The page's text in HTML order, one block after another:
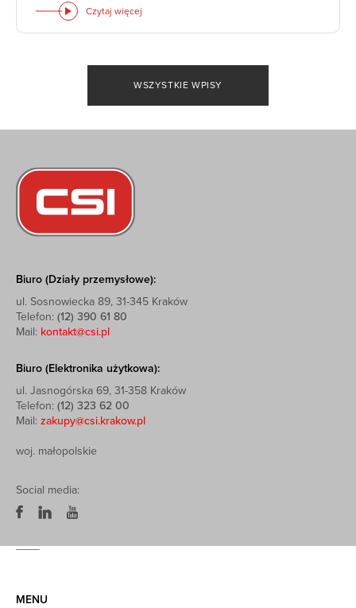
Czytaj więcej
WSZYSTKIE WPISY
Biuro (Działy przemysłowe):
ul. Sosnowiecka 89, 31-345 Kraków
Telefon: (12) 390 61 80
Mail: kontakt@csi.pl
Biuro (Elektronika użytkowa):
ul. Jasnogórska 69, 31-358 Kraków
Telefon: (12) 323 62 00
Mail: zakupy@csi.krakow.pl
woj. małopolskie
Social media:
MENU